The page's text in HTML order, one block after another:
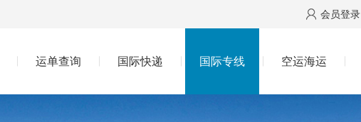
会员登录
运单查询 国际快递 国际专线 空运海运